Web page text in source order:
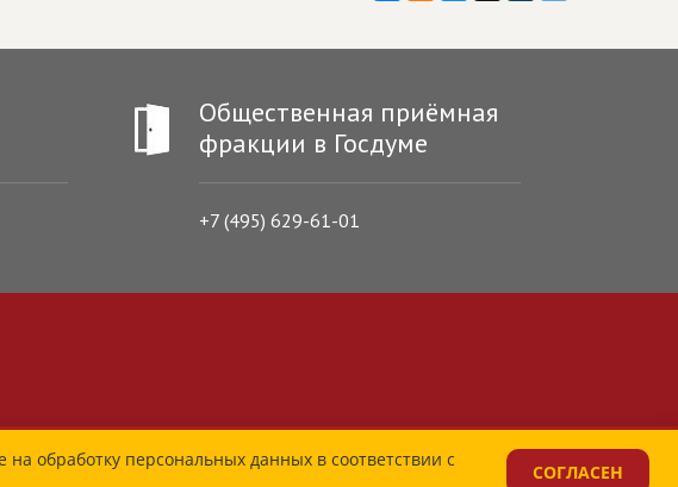
Общественная приёмная
фракции в Госдуме
+7 (495) 629-61-01
обработку персональных данных в соответствии с
СОГЛАСЕН